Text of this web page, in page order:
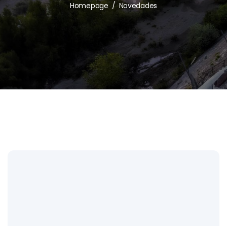
Homepage / Novedades